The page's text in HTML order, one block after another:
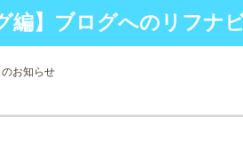
編】ブログへのリフナ
お知らせ